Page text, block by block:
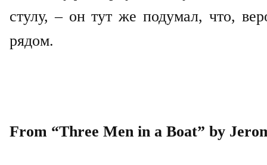
стулу, – он тут же подумал, что,
рядом.
From “Three Men in a Boat” by